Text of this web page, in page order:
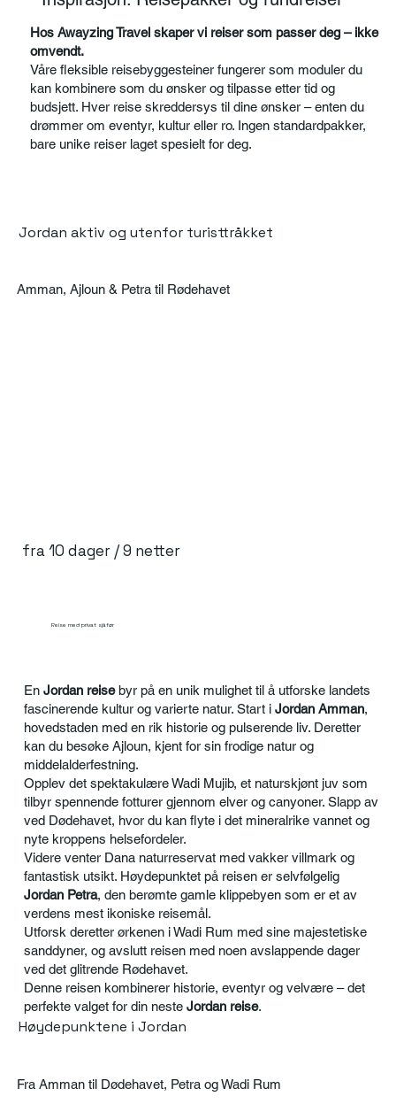
Jordan aktiv og utenfor turisttråkket
Amman, Ajloun & Petra til Rødehavet
fra 10 dager / 9 netter
Reise med privat sjåfør
EnJordan reisebyr på en unik mulighet til å utforske landets
fascinerende kultur og varierte natur. Start iJordan Amman,
hovedstaden med en rik historie og pulserende liv. Deretter
kan du besøke Ajloun, kjent for sin frodige natur og
middelalderfestning.
Opplev det spektakulære Wadi Mujib, et naturskjønt juv som
tilbyr spennende fotturer gjennom elver og canyoner. Slapp av
ved Dødehavet, hvor du kan flyte i det mineralrike vannet og
nyte kroppens helsefordeler.
Videre venter Dana naturreservat med vakker villmark og
fantastisk utsikt. Høydepunktet på reisen er selvfølgelig
Jordan Petra, den berømte gamle klippebyen som er et av
verdens mest ikoniske reisemål.
Utforsk deretter ørkenen i Wadi Rum med sine majestetiske
sanddyner, og avslutt reisen med noen avslappende dager
ved det glitrende Rødehavet.
Denne reisen kombinerer historie, eventyr og velvære – det
perfekte valget for din nesteJordan reise.
Høydepunktene i Jordan
Fra Amman til Dødehavet, Petra og Wadi Rum
Hos Awayzing Travel skaper vi reiser som passer deg – ikke
omvendt.
Våre fleksible reisebyggesteiner fungerer som moduler du
kan kombinere som du ønsker og tilpasse etter tid og
budsjett. Hver reise skreddersys til dine ønsker – enten du
drømmer om eventyr, kultur eller ro. Ingen standardpakker,
bare unike reiser laget spesielt for deg.